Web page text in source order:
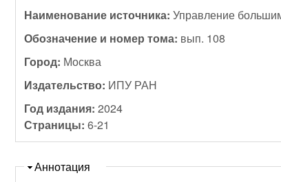
Наименование источника:Управление
Обозначение и номер тома: вып. 108
Город: Москва
Издательство: ИПУ РАН
Год издания:2024
Страницы:6-21
Скрыть
Аннотация